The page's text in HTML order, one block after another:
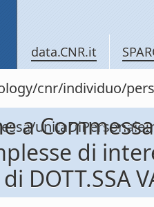
data.CNR.it
cnr/individuo/
a
di
DOTT.SSA